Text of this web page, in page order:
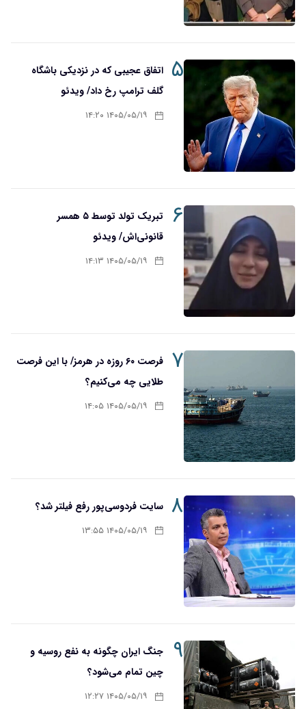
۵ اتفاق عجیبی که در نزدیکی باشگاه
گلف ترامپ رخ داد/ ویدئو
۱۴۰۵/۰۵/۱۹ ۱۴:۲۰
۶
تبریک تولد توسط ۵ همسر
قانونی‌اش/ ویدئو
۱۴۰۵/۰۵/۱۹ ۱۴:۱۳
۷
فرصت ۶۰ روزه در هرمز/ با این فرصت
طلایی چه می‌کنیم؟
۱۴۰۵/۰۵/۱۹ ۱۴:۰۵
۸ سایت فردوسی‌پور رفع فیلتر شد؟
۱۴۰۵/۰۵/۱۹ ۱۳:۵۵
۹
جنگ ایران چگونه به نفع روسیه و
چین تمام می‌شود؟
۱۴۰۵/۰۵/۱۹ ۱۲:۲۷